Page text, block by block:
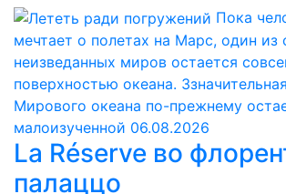
Пока
мечтает о полетах на Марс, один из
неизведанных миров остается
поверхностью океана.
Мирового океана по-прежнему
малоизученной 06.08.2026
La Réserve во
палаццо